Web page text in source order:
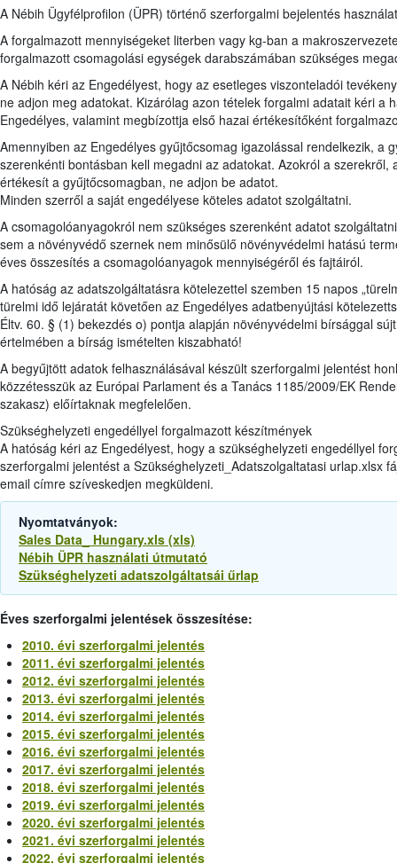
A Nébih Ügyfélprofilon (ÜPR) történő szerforgalmi bejelentés
A forgalmazott mennyiségeket literben vagy kg-ban a
forgalmazott csomagolási egységek darabszámában szükséges
A Nébih kéri az Engedélyest, hogy az esetleges viszonteladói
ne adjon meg adatokat. Kizárólag azon tételek forgalmi adatait kéri a
Engedélyes, valamint megbízottja első hazai értékesítőként
Amennyiben az Engedélyes gyűjtőcsomag igazolással rendelkezik, a
szerenkénti bontásban kell megadni az adatokat. Azokról a szerekről,
értékesít a gyűjtőcsomagban, ne adjon be adatot.
Minden szerről a saját engedélyese köteles adatot szolgáltatni.
A csomagolóanyagokról nem szükséges szerenként adatot
sem a növényvédő szernek nem minősülő növényvédelmi hatású
éves összesítés a csomagolóanyagok mennyiségéről és fajtáiról.
A hatóság az adatszolgáltatásra kötelezettel szemben 15 napos
türelmi idő lejáratát követően az Engedélyes adatbenyújtási
Éltv. 60. § (1) bekezdés o) pontja alapján növényvédelmi bírsággal
értelmében a bírság ismételten kiszabható!
A begyűjtött adatok felhasználásával készült szerforgalmi jelentést
közzétesszük az Európai Parlament és a Tanács 1185/2009/EK
szakasz) előírtaknak megfelelően.
Szükséghelyzeti engedéllyel forgalmazott készítmények
A hatóság kéri az Engedélyest, hogy a szükséghelyzeti engedéllyel
szerforgalmi jelentést a Szükséghelyzeti_Adatszolgaltatasi urlap.xlsx
email címre szíveskedjen megküldeni.
Nyomtatványok:
Sales Data_ Hungary.xls (xls)
Nébih ÜPR használati útmutató
Szükséghelyzeti adatszolgáltatsái űrlap
Éves szerforgalmi jelentések összesítése:
2010. évi szerforgalmi jelentés
2011. évi szerforgalmi jelentés
2012. évi szerforgalmi jelentés
2013. évi szerforgalmi jelentés
2014. évi szerforgalmi jelentés
2015. évi szerforgalmi jelentés
2016. évi szerforgalmi jelentés
2017. évi szerforgalmi jelentés
2018. évi szerforgalmi jelentés
2019. évi szerforgalmi jelentés
2020. évi szerforgalmi jelentés
2021. évi szerforgalmi jelentés
2022. évi szerforgalmi jelentés